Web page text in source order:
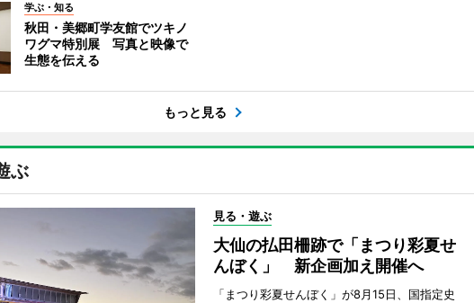
学ぶ・知る
秋田・美郷町学友館でツキノ
ワグマ特別展 写真と映像で
生態を伝える
もっと見る
ぶ
見る・遊ぶ
大仙の払田柵跡で「まつり彩夏せ
んぼく」 新企画加え開催へ
「まつり彩夏せんぼく」が8月15日、国指定史